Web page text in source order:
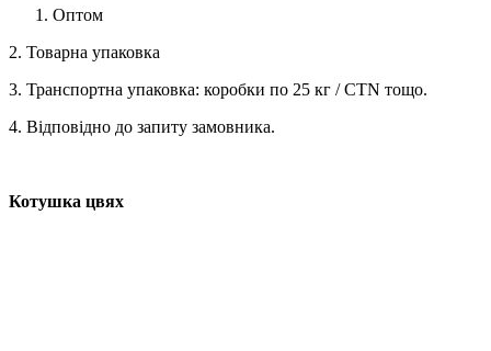
Оптом
2. Товарна упаковка
3. Транспортна упаковка: коробки по 25 кг / CTN тощо.
4. Відповідно до запиту замовника.
Котушка цвях